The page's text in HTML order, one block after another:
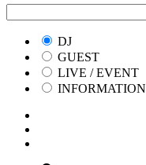
DJ
GUEST
LIVE / EVENT
INFORMATION